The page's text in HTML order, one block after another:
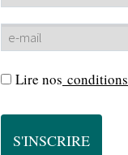
Lire nos conditions